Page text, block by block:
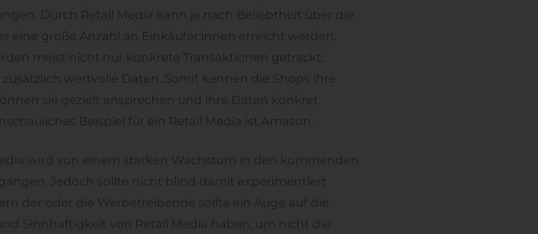
Durch Retail Media kann je nach Beliebtheit über die
eine große Anzahl an Einkäufer:innen erreicht werden.
meist nicht nur konkrete Transaktionen getrackt,
wertvolle Daten. Somit kennen die Shops ihre
sie gezielt ansprechen und ihre Daten konkret
Beispiel für ein Retail Media ist Amazon.
wird von einem starken Wachstum in den kommenden
Jedoch sollte nicht blind damit experimentiert
der oder die Werbetreibende sollte ein Auge auf die
Sinnhaftigkeit von Retail Media haben, um nicht die